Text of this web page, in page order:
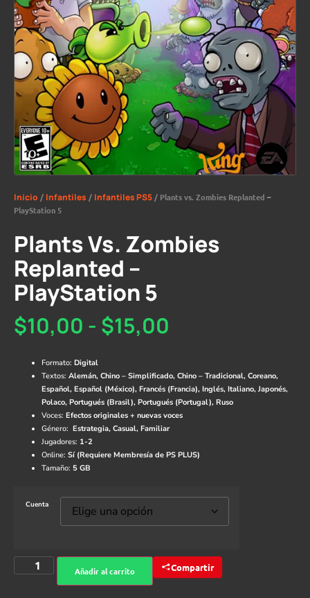
Inicio / Infantiles / Infantiles PS5 / Plants vs. Zombies Replanted –
PlayStation 5
Plants Vs. Zombies
Replanted –
PlayStation 5
$10,00 - $15,00
Formato: Digital
Textos: Alemán, Chino – Simplificado, Chino – Tradicional, Coreano,
Español, Español (México), Francés (Francia), Inglés, Italiano, Japonés,
Polaco, Portugués (Brasil), Portugués (Portugal), Ruso
Voces: Efectos originales + nuevas voces
Género: Estrategia, Casual, Familiar
Jugadores: 1-2
Online: Sí (Requiere Membresía de PS PLUS)
Tamaño: 5 GB
Cuenta
Añadir al carrito Compartir